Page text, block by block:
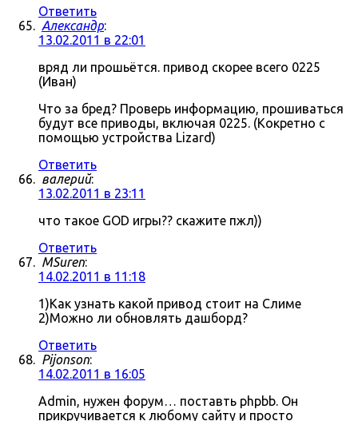
Ответить
Александр:
13.02.2011 в 22:01
вряд ли прошьётся. привод скорее всего 0225
(Иван)
Что за бред? Проверь информацию, прошиваться
будут все приводы, включая 0225. (Кокретно с
помощью устройства Lizard)
Ответить
валерий:
13.02.2011 в 23:11
что такое GOD игры?? скажите пжл))
Ответить
MSuren:
14.02.2011 в 11:18
1)Как узнать какой привод стоит на Слиме
2)Можно ли обновлять дашборд?
Ответить
Pijonson:
14.02.2011 в 16:05
Admin, нужен форум… поставть phpbb. Он
прикручивается к любому сайту и просто